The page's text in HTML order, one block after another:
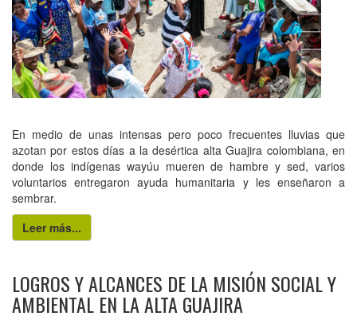
En medio de unas intensas pero poco frecuentes lluvias que
azotan por estos días a la desértica alta Guajira colombiana, en
donde los indígenas wayúu mueren de hambre y sed, varios
voluntarios entregaron ayuda humanitaria y les enseñaron a
sembrar.
Leer más...
LOGROS Y ALCANCES DE LA MISIÓN SOCIAL Y
AMBIENTAL EN LA ALTA GUAJIRA